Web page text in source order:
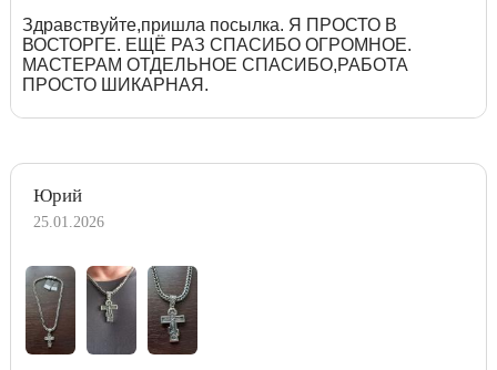
Здравствуйте,пришла посылка. Я ПРОСТО В
ВОСТОРГЕ. ЕЩЁ РАЗ СПАСИБО ОГРОМНОЕ.
МАСТЕРАМ ОТДЕЛЬНОЕ СПАСИБО,РАБОТА
ПРОСТО ШИКАРНАЯ.
Юрий
25.01.2026